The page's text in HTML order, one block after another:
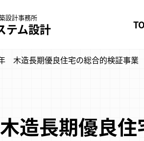
設計事務所
テム設計
木造長期優良住宅の総合的検証事業
長期優良住